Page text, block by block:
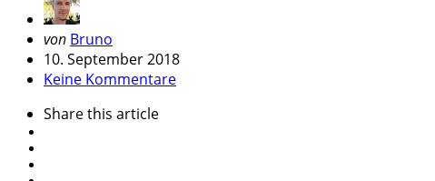
Geschrieben
von
von Bruno
10. September 2018
Keine Kommentare
Sharethis article